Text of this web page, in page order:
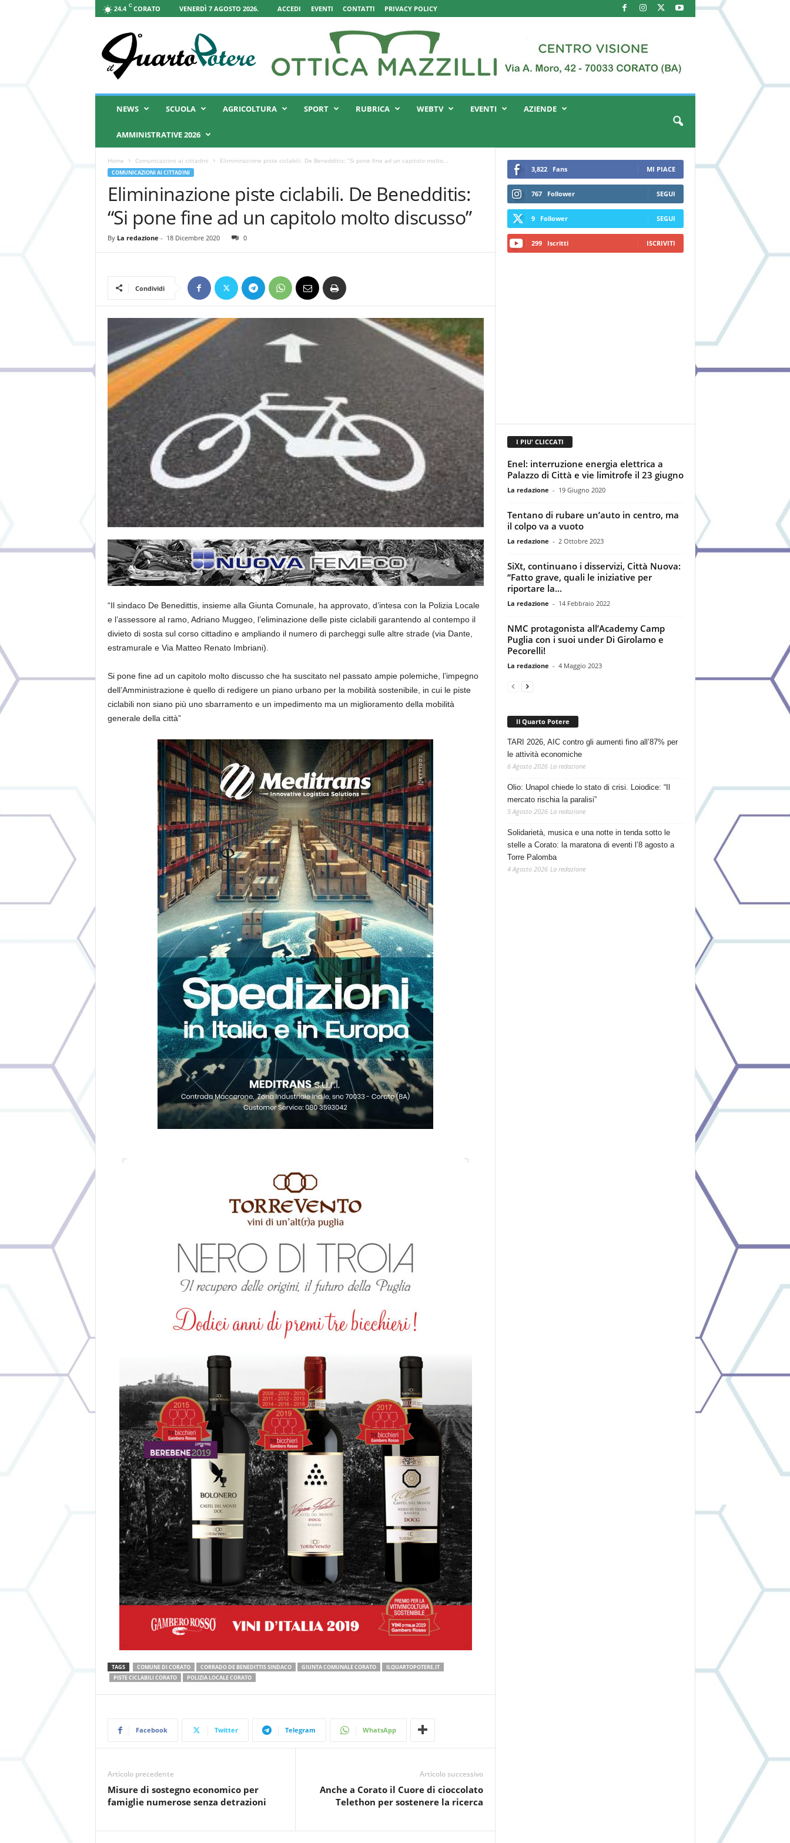
24.4 C CORATO VENERDÌ 7 AGOSTO 2026. ACCEDI EVENTI CONTATTI PRIVACY POLICY
Q
NEWS SCUOLA AGRICOLTURA SPORT RUBRICA WEBTV EVENTI AZIENDE
AMMINISTRATIVE 2026
Home Comunicazioni ai cittadini Elimininazione piste ciclabili. De Benedditis: “Si pone fine ad un capitolo molto...
COMUNICAZIONI AI CITTADINI
Elimininazione piste ciclabili. De Benedditis:
“Si pone fine ad un capitolo molto discusso”
By La redazione - 18 Dicembre 2020 0
Condividi
“Il sindaco De Benedittis, insieme alla Giunta Comunale, ha approvato, d’intesa con la Polizia Locale
e l’assessore al ramo, Adriano Muggeo, l’eliminazione delle piste ciclabili garantendo al contempo il
divieto di sosta sul corso cittadino e ampliando il numero di parcheggi sulle altre strade (via Dante,
estramurale e Via Matteo Renato Imbriani).
Si pone fine ad un capitolo molto discusso che ha suscitato nel passato ampie polemiche, l’impegno
dell’Amministrazione è quello di redigere un piano urbano per la mobilità sostenibile, in cui le piste
ciclabili non siano più uno sbarramento e un impedimento ma un miglioramento della mobilità
generale della città”
TAGS COMUNE DI CORATO CORRADO DE BENEDITTIS SINDACO GIUNTA COMUNALE CORATO
ILQUARTOPOTERE.IT
PISTE CICLABILI CORATO
POLIZIA LOCALE CORATO
Facebook Twitter Telegram WhatsApp
Articolo precedente
Misure di sostegno economico per
famiglie numerose senza detrazioni
Articolo successivo
Anche a Corato il Cuore di cioccolato
Telethon per sostenere la ricerca
3,822 Fans MI PIACE
767 Follower SEGUI
9 Follower SEGUI
299 Iscritti ISCRIVITI
I PIU' CLICCATI
Enel: interruzione energia elettrica a
Palazzo di Città e vie limitrofe il 23 giugno
La redazione - 19 Giugno 2020
Tentano di rubare un’auto in centro, ma
il colpo va a vuoto
La redazione - 2 Ottobre 2023
SiXt, continuano i disservizi, Città Nuova:
“Fatto grave, quali le iniziative per
riportare la...
La redazione - 14 Febbraio 2022
NMC protagonista all’Academy Camp
Puglia con i suoi under Di Girolamo e
Pecorelli!
La redazione - 4 Maggio 2023
Il Quarto Potere
TARI 2026, AIC contro gli aumenti fino all’87% per
le attività economiche
6 Agosto 2026 La redazione
Olio: Unapol chiede lo stato di crisi. Loiodice: “Il
mercato rischia la paralisi”
5 Agosto 2026 La redazione
Solidarietà, musica e una notte in tenda sotto le
stelle a Corato: la maratona di eventi l’8 agosto a
Torre Palomba
4 Agosto 2026 La redazione